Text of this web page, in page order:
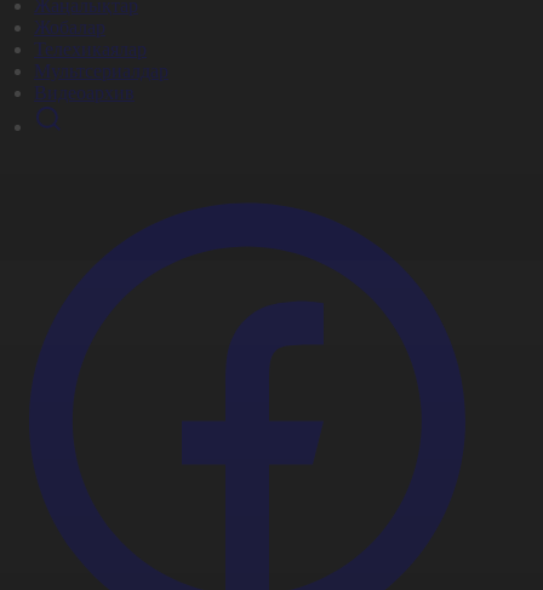
Жаңалықтар
Жобалар
Телехикаялар
Мультсериалдар
Видеоархив